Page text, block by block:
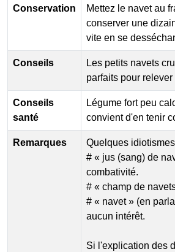
Conservation
Mettez le navet au
conserver une
vite en se
Conseils
Les petits navets
parfaits pour
Conseils
santé
Légume fort peu
convient d'en tenir
Remarques
Quelques
# « jus (sang) de
combativité.
# « champ de
# « navet » (en
aucun intérêt.
Si l'explication des